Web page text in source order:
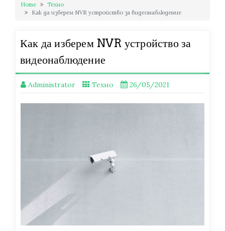
Home
Техно
Как да изберем NVR устройство за видеонаблюдение
Как да изберем NVR устройство за
видеонаблюдение
Administrator Техно 26/05/2021